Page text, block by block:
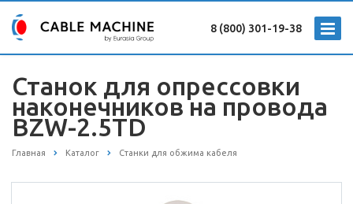
8 (800) 301-19-38
Станок для опрессовки
наконечников на провода
BZW-2.5TD
Главная Каталог Станки для обжима кабеля